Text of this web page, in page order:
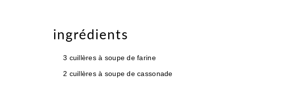
ingrédients
3 cuillères à soupe de farine
2 cuillères à soupe de cassonade